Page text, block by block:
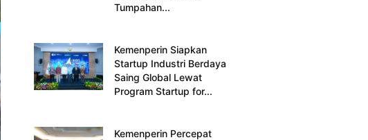
Tumpahan...
Kemenperin Siapkan
Startup Industri Berdaya
Saing Global Lewat
Program Startup for...
Kemenperin Percepat